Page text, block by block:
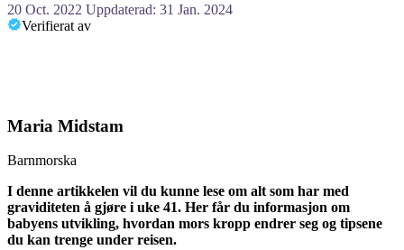
20 Oct. 2022 Uppdaterad: 31 Jan. 2024
Verifierat av
Maria Midstam
Barnmorska
I denne artikkelen vil du kunne lese om alt som har med
graviditeten å gjøre i uke 41. Her får du informasjon om
babyens utvikling, hvordan mors kropp endrer seg og tipsene
du kan trenge under reisen.